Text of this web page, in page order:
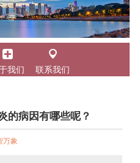
我们 联系我们
的病因有哪些呢？
万象